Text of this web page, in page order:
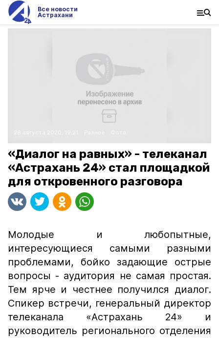
Все новости
Астрахани
«Диалог на равных» - телеканал
«Астрахань 24» стал площадкой
для откровенного разговора
Молодые и любопытные,
интересующиеся самыми разными
проблемами, бойко задающие острые
вопросы - аудитория не самая простая.
Тем ярче и честнее получился диалог.
Спикер встречи, генеральный директор
телеканала «Астрахань 24» и
руководитель регионального отделения